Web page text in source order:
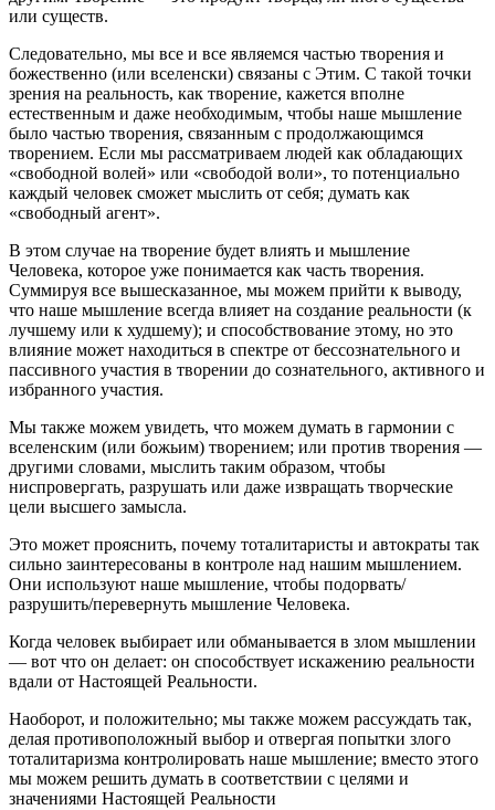
или существ.
Следовательно, мы все и все являемся частью творения и
божественно (или вселенски) связаны с Этим. С такой точки
зрения на реальность, как творение, кажется вполне
естественным и даже необходимым, чтобы наше мышление
было частью творения, связанным с продолжающимся
творением. Если мы рассматриваем людей как обладающих
«свободной волей» или «свободой воли», то потенциально
каждый человек сможет мыслить от себя; думать как
«свободный агент».
В этом случае на творение будет влиять и мышление
Человека, которое уже понимается как часть творения.
Суммируя все вышесказанное, мы можем прийти к выводу,
что наше мышление всегда влияет на создание реальности (к
лучшему или к худшему); и способствование этому, но это
влияние может находиться в спектре от бессознательного и
пассивного участия в творении до сознательного, активного и
избранного участия.
Мы также можем увидеть, что можем думать в гармонии с
вселенским (или божьим) творением; или против творения —
другими словами, мыслить таким образом, чтобы
ниспровергать, разрушать или даже извращать творческие
цели высшего замысла.
Это может прояснить, почему тоталитаристы и автократы так
сильно заинтересованы в контроле над нашим мышлением.
Они используют наше мышление, чтобы подорвать/
разрушить/перевернуть мышление Человека.
Когда человек выбирает или обманывается в злом мышлении
— вот что он делает: он способствует искажению реальности
вдали от Настоящей Реальности.
Наоборот, и положительно; мы также можем рассуждать так,
делая противоположный выбор и отвергая попытки злого
тоталитаризма контролировать наше мышление; вместо этого
мы можем решить думать в соответствии с целями и
значениями Настоящей Реальности